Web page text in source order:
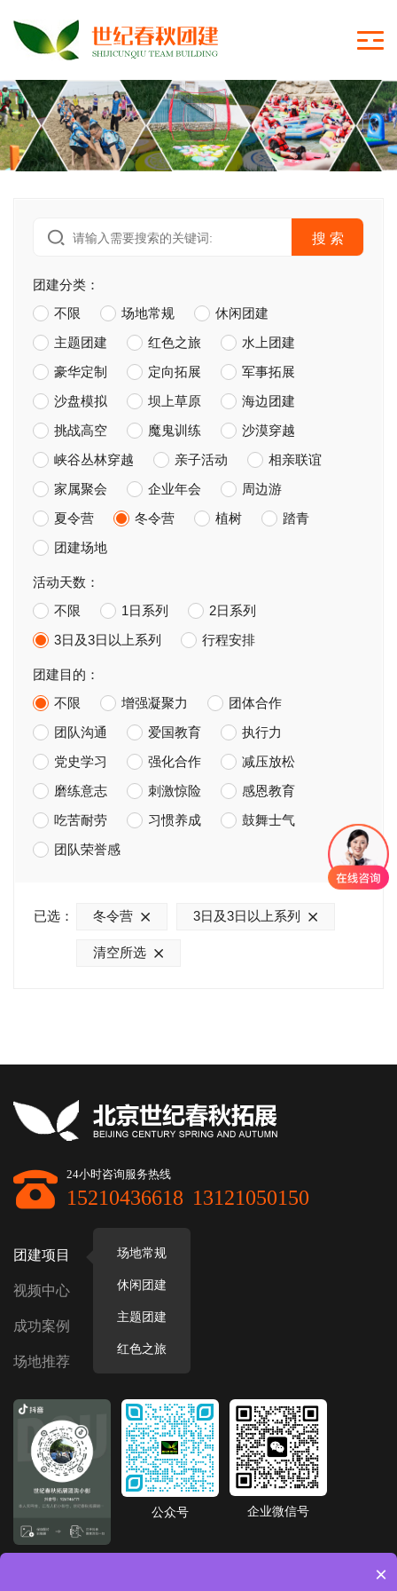
搜 索
团建分类：
不限
场地常规
休闲团建
主题团建
红色之旅
水上团建
豪华定制
定向拓展
军事拓展
沙盘模拟
坝上草原
海边团建
挑战高空
魔鬼训练
沙漠穿越
峡谷丛林穿越
亲子活动
相亲联谊
家属聚会
企业年会
周边游
夏令营
冬令营 植树
踏青
团建场地
活动天数：
不限
1日系列
2日系列
3日及3日以上系列
行程安排
团建目的：
不限
增强凝聚力
团体合作
团队沟通
爱国教育
执行力
党史学习
强化合作
减压放松
磨练意志
刺激惊险
感恩教育
吃苦耐劳
习惯养成
鼓舞士气
团队荣誉感
已选： 冬令营 3日及3日以上系列
清空所选
24小时咨询服务热线
15210436618 13121050150
团建项目 场地常规
休闲团建
主题团建
红色之旅
视频中心
成功案例
场地推荐
公众号 企业微信号
×